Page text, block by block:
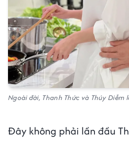
Ngoài đời, Thanh Thức và Thúy
Đây không phải lần đầu